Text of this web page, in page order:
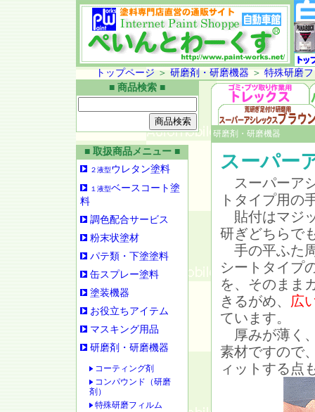
トップページ ＞ 研磨剤・研磨機器 ＞ 特殊研磨
■ 商品検索 ■
■ 取扱商品メニュー ■
２液型ウレタン塗料
１液型ベースコート塗
料
調色配合サービス
粉末状塗材
パテ類・下塗塗料
缶スプレー塗料
塗装機器
お役立ちアイテム
マスキング用品
研磨剤・研磨機器
コーティング剤
コンパウンド（研磨
剤）
特殊研磨フィルム
研磨剤・研磨機器
スーパー
スーパーア
トタイプ用の
貼付はマジ
研ぎどちらで
手の平ふた
シートタイプ
を、そのまま
きるがめ、
広
ています。
厚みが薄く
素材ですので
ィットする点